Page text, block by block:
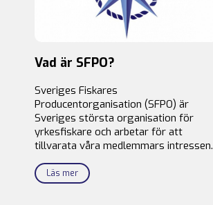
Vad är SFPO?
Sveriges Fiskares
Producentorganisation (SFPO) är
Sveriges största organisation för
yrkesfiskare och arbetar för att
tillvarata våra medlemmars intressen.
Läs mer